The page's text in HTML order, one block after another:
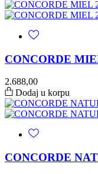
CONCORDE
2.688,00
Dodaj u korpu
CONCORDE